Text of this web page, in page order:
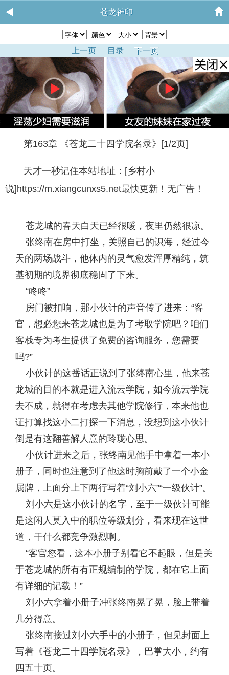
苍龙神印
上一页 目录 下一页
第163章 《苍龙二十四学院名录》[1/2页]
天才一秒记住本站地址：[乡村小
说]https://m.xiangcunxs5.net最快更新！无广告！
苍龙城的春天白天已经很暖，夜里仍然很凉。
张终南在房中打坐，关照自己的识海，经过今
天的两场战斗，他体内的灵气愈发浑厚精纯，筑
基初期的境界彻底稳固了下来。
“咚咚”
房门被扣响，那小伙计的声音传了进来：“客
官，想必您来苍龙城也是为了考取学院吧？咱们
客栈专为考生提供了免费的咨询服务，您需要
吗?”
小伙计的这番话正说到了张终南心里，他来苍
龙城的目的本就是进入流云学院，如今流云学院
去不成，就得在考虑去其他学院修行，本来他也
证打算找这小二打探一下消息，没想到这小伙计
倒是有这翻善解人意的玲珑心思。
小伙计进来之后，张终南见他手中拿着一本小
册子，同时也注意到了他这时胸前戴了一个小金
属牌，上面分上下两行写着“刘小六”“一级伙计”。
刘小六是这小伙计的名字，至于一级伙计可能
是这闲人莫入中的职位等级划分，看来现在这世
道，干什么都竞争激烈啊。
“客官您看，这本小册子别看它不起眼，但是关
于苍龙城的所有有正规编制的学院，都在它上面
有详细的记载！”
刘小六拿着小册子冲张终南晃了晃，脸上带着
几分得意。
张终南接过刘小六手中的小册子，但见封面上
写着《苍龙二十四学院名录》，巴掌大小，约有
四五十页。